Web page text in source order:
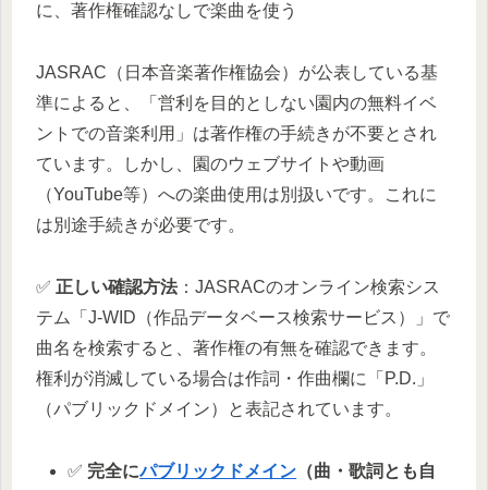
に、著作権確認なしで楽曲を使う
JASRAC（日本音楽著作権協会）が公表している基
準によると、「営利を目的としない園内の無料イベ
ントでの音楽利用」は著作権の手続きが不要とされ
ています。しかし、園のウェブサイトや動画
（YouTube等）への楽曲使用は別扱いです。これに
は別途手続きが必要です。
✅ 正しい確認方法：JASRACのオンライン検索シス
テム「J-WID（作品データベース検索サービス）」で
曲名を検索すると、著作権の有無を確認できます。
権利が消滅している場合は作詞・作曲欄に「P.D.」
（パブリックドメイン）と表記されています。
✅ 完全にパブリックドメイン （曲・歌詞とも自